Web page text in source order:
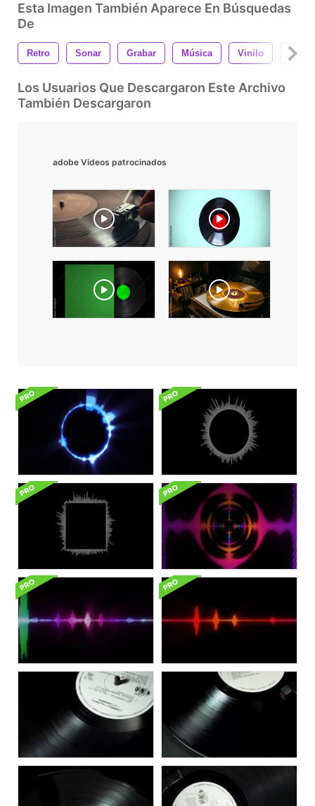
Esta Imagen También Aparece En Búsquedas
De
Retro Sonar Grabar Música Vinilo Desct
Los Usuarios Que Descargaron Este Archivo
También Descargaron
adobe Videos patrocinados